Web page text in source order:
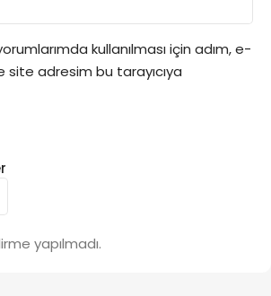
yapılmadı.
kullanılması için adım, e-
adresim bu tarayıcıya